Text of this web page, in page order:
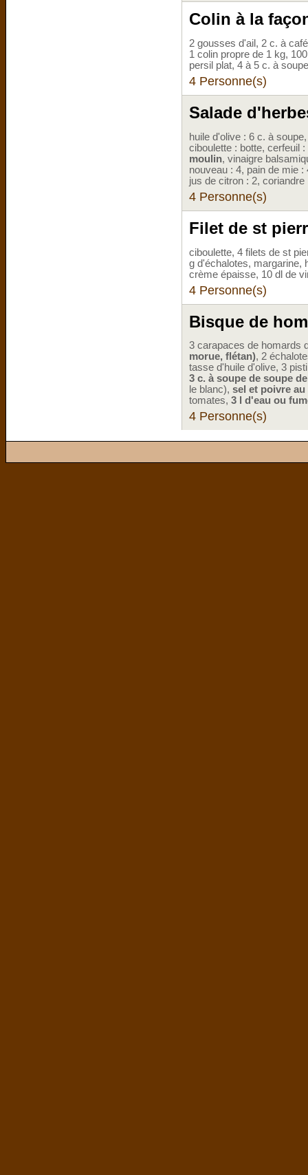
Colin à la
2 gousses d'ail, 2 c. à
1 colin propre de 1 kg,
persil plat, 4 à 5 c. à
4 Personne(s)
Salade
huile d'olive : 6 c. à
ciboulette : botte, cerfeuil
moulin, vinaigre
nouveau : 4, pain de mie
jus de citron : 2,
4 Personne(s)
Filet de st
ciboulette, 4 filets de st
g d'échalotes, margarine,
crème épaisse, 10 dl de
4 Personne(s)
Bisque de
3 carapaces de homards
morue, flétan), 2
tasse d'huile d'olive, 3
3 c. à soupe de soupe
le blanc), sel et poivre
tomates, 3 l d'eau ou
4 Personne(s)